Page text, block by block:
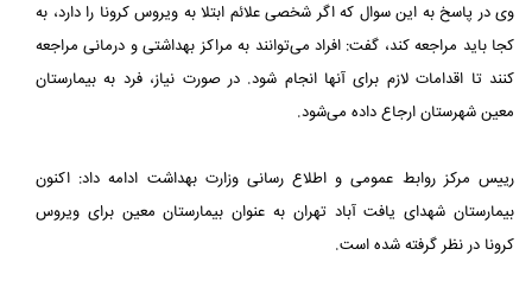
وی در پاسخ به این سوال که اگر شخصی علائم ابتلا به ویروس کرونا را دارد، به
کجا باید مراجعه کند، گفت: افراد می‌توانند به مراکز بهداشتی و درمانی مراجعه
کنند تا اقدامات لازم برای آنها انجام شود. در صورت نیاز، فرد به بیمارستان
معین شهرستان ارجاع داده می‌شود.
رییس مرکز روابط عمومی و اطلاع رسانی وزارت بهداشت ادامه داد: اکنون
بیمارستان شهدای یافت آباد تهران به عنوان بیمارستان معین برای ویروس
کرونا در نظر گرفته شده است.